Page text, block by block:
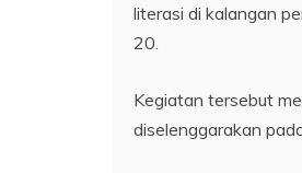
literasi di kalangan
20.
Kegiatan tersebut
diselenggarakan